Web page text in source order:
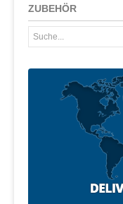
ZUBEHÖR